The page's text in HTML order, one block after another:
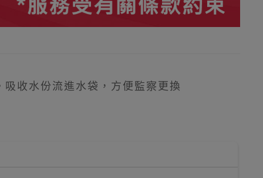
收水份流進水袋，方便監察更換